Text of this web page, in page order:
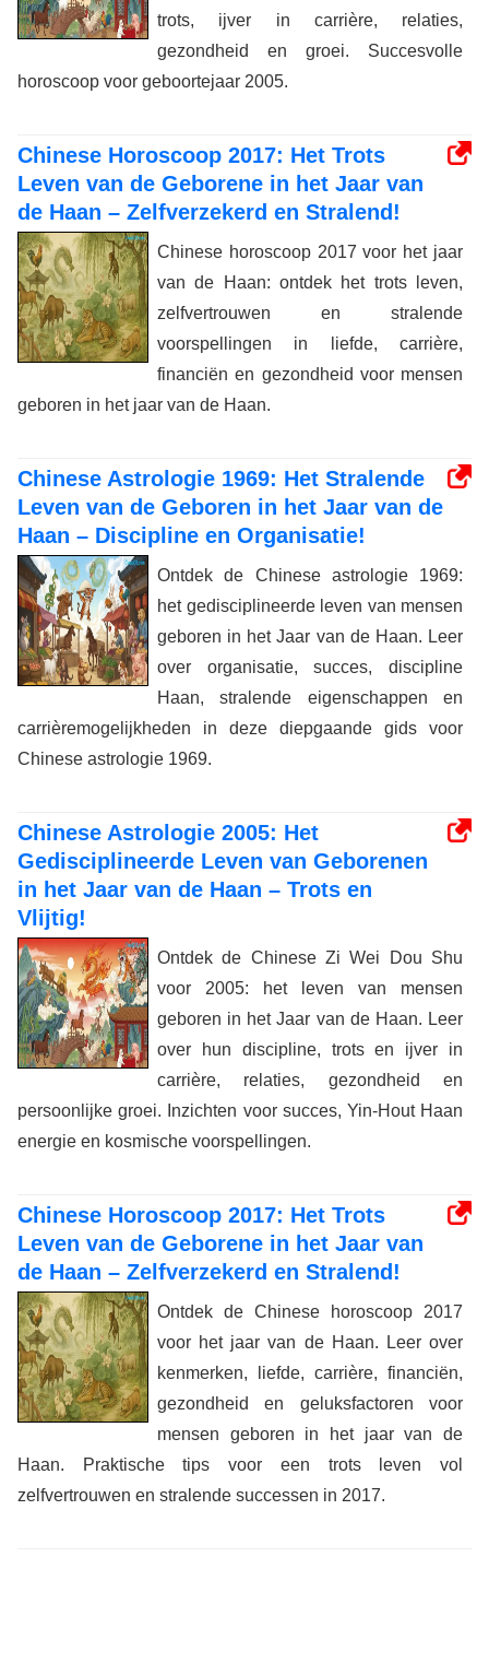
trots, ijver in carrière, relaties,
gezondheid en groei. Succesvolle
horoscoop voor geboortejaar 2005.
Chinese Horoscoop 2017: Het Trots
Leven van de Geborene in het Jaar van
de Haan – Zelfverzekerd en Stralend!
Chinese horoscoop 2017 voor het jaar
van de Haan: ontdek het trots leven,
zelfvertrouwen en stralende
voorspellingen in liefde, carrière,
financiën en gezondheid voor mensen
geboren in het jaar van de Haan.
Chinese Astrologie 1969: Het Stralende
Leven van de Geboren in het Jaar van de
Haan – Discipline en Organisatie!
Ontdek de Chinese astrologie 1969:
het gedisciplineerde leven van mensen
geboren in het Jaar van de Haan. Leer
over organisatie, succes, discipline
Haan, stralende eigenschappen en
carrièremogelijkheden in deze diepgaande gids voor
Chinese astrologie 1969.
Chinese Astrologie 2005: Het
Gedisciplineerde Leven van Geborenen
in het Jaar van de Haan – Trots en
Vlijtig!
Ontdek de Chinese Zi Wei Dou Shu
voor 2005: het leven van mensen
geboren in het Jaar van de Haan. Leer
over hun discipline, trots en ijver in
carrière, relaties, gezondheid en
persoonlijke groei. Inzichten voor succes, Yin-Hout Haan
energie en kosmische voorspellingen.
Chinese Horoscoop 2017: Het Trots
Leven van de Geborene in het Jaar van
de Haan – Zelfverzekerd en Stralend!
Ontdek de Chinese horoscoop 2017
voor het jaar van de Haan. Leer over
kenmerken, liefde, carrière, financiën,
gezondheid en geluksfactoren voor
mensen geboren in het jaar van de
Haan. Praktische tips voor een trots leven vol
zelfvertrouwen en stralende successen in 2017.